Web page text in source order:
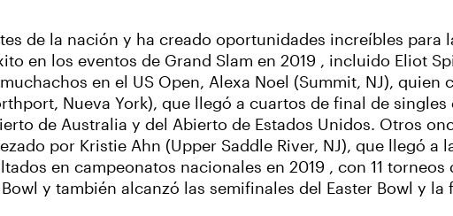
de la nación y ha creado oportunidades increíbles para
en los eventos de Grand Slam en 2019 , incluido Eliot
en el US Open, Alexa Noel (Summit, NJ), quien
Nueva York), que llegó a cuartos de final de singles
de Australia y del Abierto de Estados Unidos. Otros
por Kristie Ahn (Upper Saddle River, NJ), que llegó a
en campeonatos nacionales en 2019 , con 11 torneos
y también alcanzó las semifinales del Easter Bowl y la